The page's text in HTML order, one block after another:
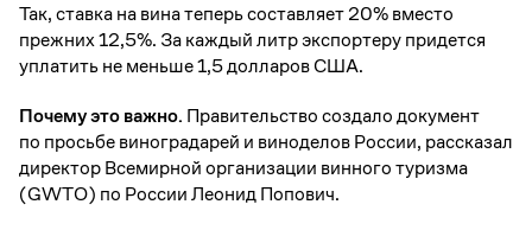
Так, ставка на вина теперь составляет 20% вместо
прежних 12,5%. За каждый литр экспортеру придется
уплатить не меньше 1,5 долларов США.
Почему это важно. Правительство создало документ
по просьбе виноградарей и виноделов России, рассказал
директор Всемирной организации винного туризма
(GWTO) по России Леонид Попович.